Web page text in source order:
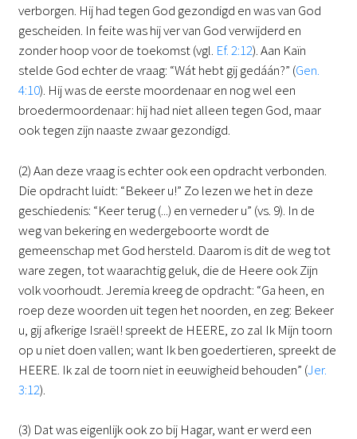
verborgen. Hij had tegen God gezondigd en was van God
gescheiden. In feite was hij ver van God verwijderd en
zonder hoop voor de toekomst (vgl. Ef. 2:12). Aan Kaïn
stelde God echter de vraag: “Wát hebt gij gedáán?” (Gen.
4:10). Hij was de eerste moordenaar en nog wel een
broedermoordenaar: hij had niet alleen tegen God, maar
ook tegen zijn naaste zwaar gezondigd.
(2) Aan deze vraag is echter ook een opdracht verbonden.
Die opdracht luidt: “Bekeer u!” Zo lezen we het in deze
geschiedenis: “Keer terug (...) en verneder u” (vs. 9). In de
weg van bekering en wedergeboorte wordt de
gemeenschap met God hersteld. Daarom is dit de weg tot
ware zegen, tot waarachtig geluk, die de Heere ook Zijn
volk voorhoudt. Jeremia kreeg de opdracht: “Ga heen, en
roep deze woorden uit tegen het noorden, en zeg: Bekeer
u, gij afkerige Israël! spreekt de HEERE, zo zal Ik Mijn toorn
op u niet doen vallen; want Ik ben goedertieren, spreekt de
HEERE. Ik zal de toorn niet in eeuwigheid behouden” (Jer.
3:12).
(3) Dat was eigenlijk ook zo bij Hagar, want er werd een